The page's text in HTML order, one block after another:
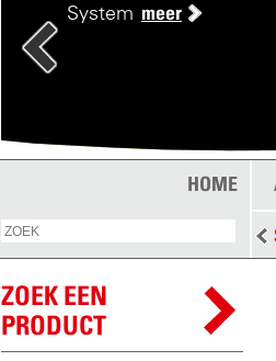
System meer
HOME
ZOEK EEN
PRODUCT